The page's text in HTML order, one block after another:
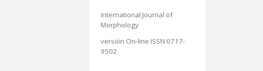
International Journal of
Morphology
versión On-line ISSN 0717-
9502